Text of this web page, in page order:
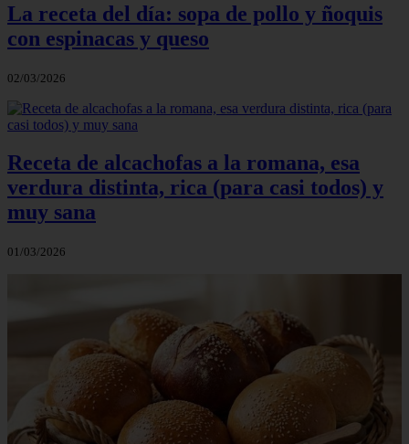
La receta del día: sopa de pollo y ñoquis
con espinacas y queso
02/03/2026
Receta de alcachofas a la romana, esa
verdura distinta, rica (para casi todos) y
muy sana
01/03/2026